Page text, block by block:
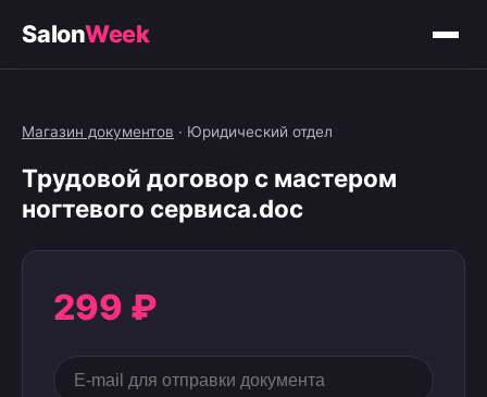
SalonWeek
Магазин документов · Юридический отдел
Трудовой договор с мастером
ногтевого сервиса.doc
299 ₽